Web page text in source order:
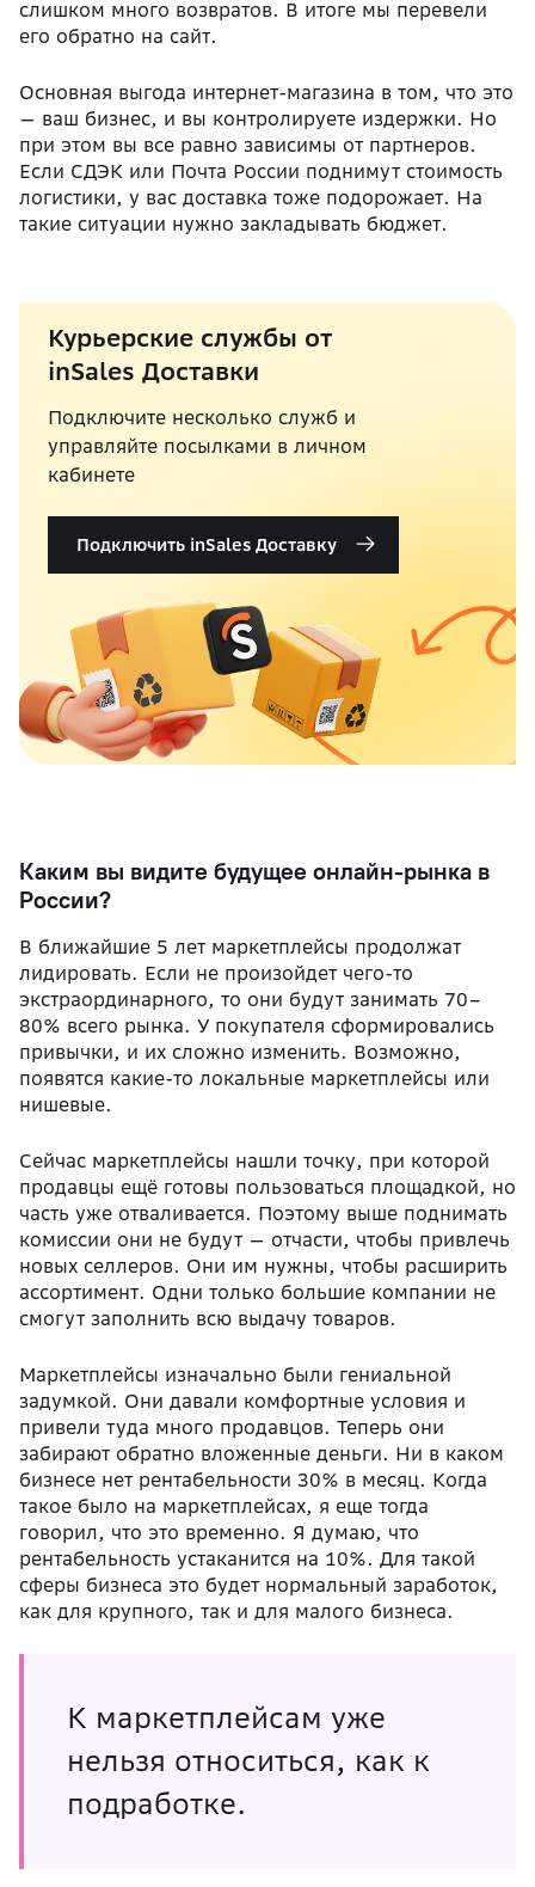
слишком много возвратов. В итоге мы перевели
его обратно на сайт.
Основная выгода интернет-магазина в том, что это
— ваш бизнес, и вы контролируете издержки. Но
при этом вы все равно зависимы от партнеров.
Если СДЭК или Почта России поднимут стоимость
логистики, у вас доставка тоже подорожает. На
такие ситуации нужно закладывать бюджет.
Курьерские службы от
inSales Доставки
Подключите несколько служб и
управляйте посылками в личном
кабинете
Подключить inSales Доставку
Каким вы видите будущее онлайн-рынка в
России?
В ближайшие 5 лет маркетплейсы продолжат
лидировать. Если не произойдет чего-то
экстраординарного, то они будут занимать 70–
80% всего рынка. У покупателя сформировались
привычки, и их сложно изменить. Возможно,
появятся какие-то локальные маркетплейсы или
нишевые.
Сейчас маркетплейсы нашли точку, при которой
продавцы ещё готовы пользоваться площадкой, но
часть уже отваливается. Поэтому выше поднимать
комиссии они не будут — отчасти, чтобы привлечь
новых селлеров. Они им нужны, чтобы расширить
ассортимент. Одни только большие компании не
смогут заполнить всю выдачу товаров.
Маркетплейсы изначально были гениальной
задумкой. Они давали комфортные условия и
привели туда много продавцов. Теперь они
забирают обратно вложенные деньги. Ни в каком
бизнесе нет рентабельности 30% в месяц. Когда
такое было на маркетплейсах, я еще тогда
говорил, что это временно. Я думаю, что
рентабельность устаканится на 10%. Для такой
сферы бизнеса это будет нормальный заработок,
как для крупного, так и для малого бизнеса.
К маркетплейсам уже
нельзя относиться, как к
подработке.